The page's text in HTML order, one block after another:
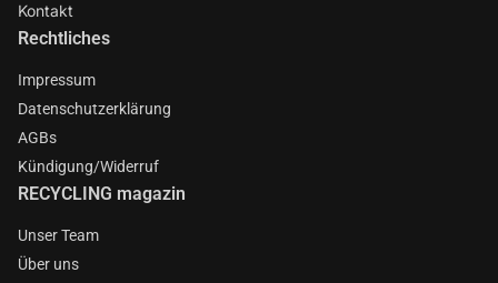
Kontakt
Rechtliches
Impressum
Datenschutzerklärung
AGBs
Kündigung/Widerruf
RECYCLING magazin
Unser Team
Über uns